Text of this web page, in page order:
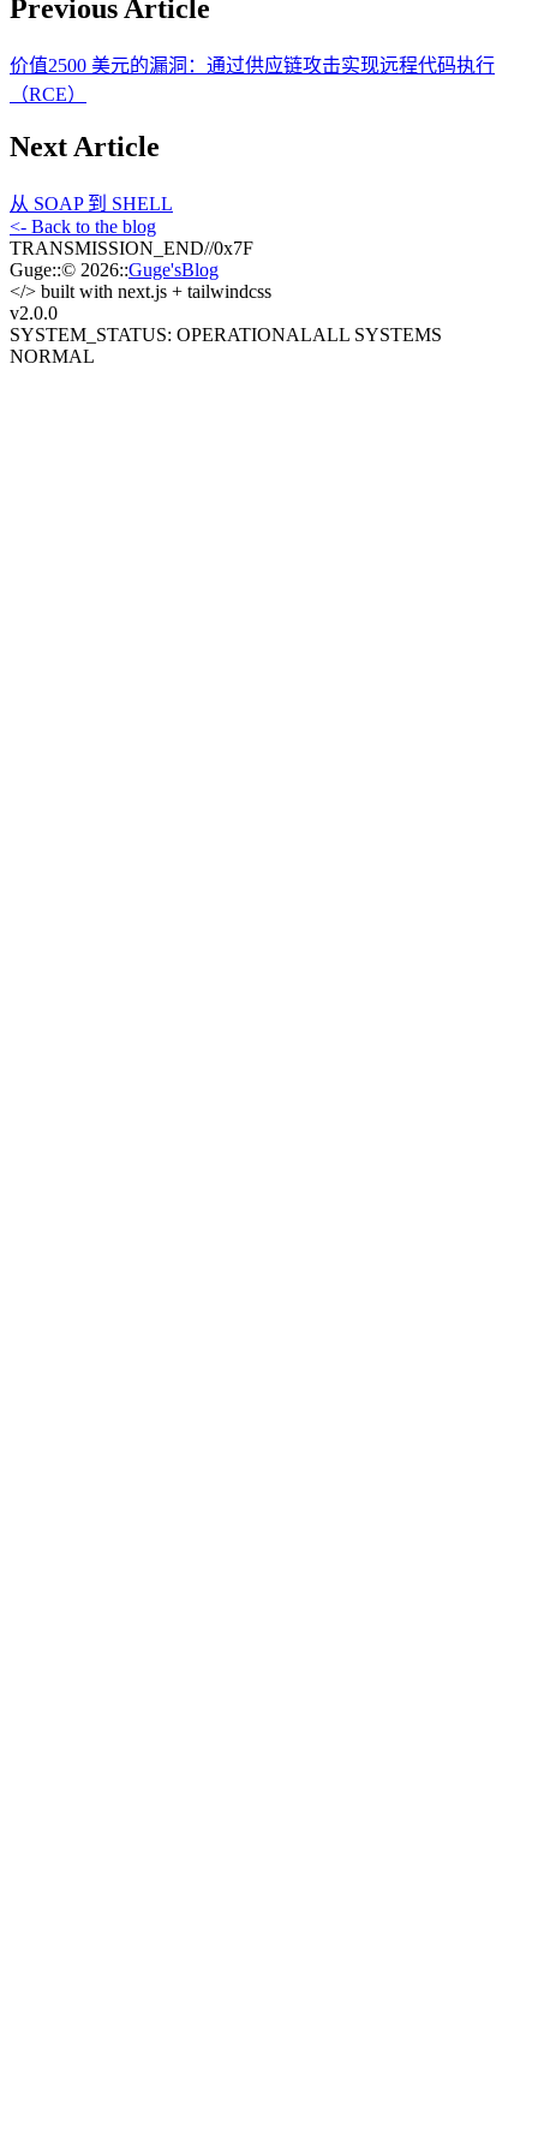
Previous Article
价值2500 美元的漏洞：通过供应链攻击实现远程代码执行
（RCE）
Next Article
从 SOAP 到 SHELL
<- Back to the blog
TRANSMISSION_END//0x7F
Guge::© 2026::Guge'sBlog
</> built with next.js + tailwindcss
v2.0.0
SYSTEM_STATUS: OPERATIONALALL SYSTEMS
NORMAL